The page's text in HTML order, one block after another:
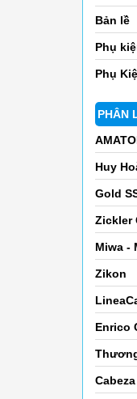
Bản lề
Phụ
Phụ
PHÂN
Huy
Gold
Zickler
Miwa -
Zikon
Enrico
Cabeza